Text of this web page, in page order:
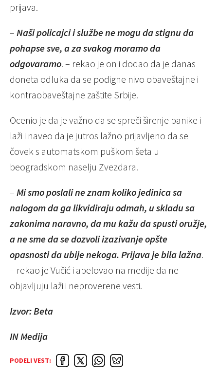
prijava.
– Naši policajci i službe ne mogu da stignu da
pohapse sve, a za svakog moramo da
odgovaramo. – rekao je on i dodao da je danas
doneta odluka da se podigne nivo obaveštajne i
kontraobaveštajne zaštite Srbije.
Ocenio je da je važno da se spreči širenje panike i
laži i naveo da je jutros lažno prijavljeno da se
čovek s automatskom puškom šeta u
beogradskom naselju Zvezdara.
– Mi smo poslali ne znam koliko jedinica sa
nalogom da ga likvidiraju odmah, u skladu sa
zakonima naravno, da mu kažu da spusti oružje,
a ne sme da se dozvoli izazivanje opšte
opasnosti da ubije nekoga. Prijava je bila lažna.
– rekao je Vučić i apelovao na medije da ne
objavljuju laži i neproverene vesti.
Izvor: Beta
IN Medija
PODELI VEST: